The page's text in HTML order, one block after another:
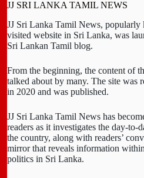
JJ SRI LANKA TAMIL NEWS
JJ Sri Lanka Tamil News, popularly
visited website in Sri Lanka, was
Sri Lankan Tamil blog.
From the beginning, the content of
talked about by many. The site was
in 2020 and was published.
JJ Sri Lanka Tamil News has
readers as it investigates the day-to-
the country, along with readers’
mirror that reveals information
politics in Sri Lanka.